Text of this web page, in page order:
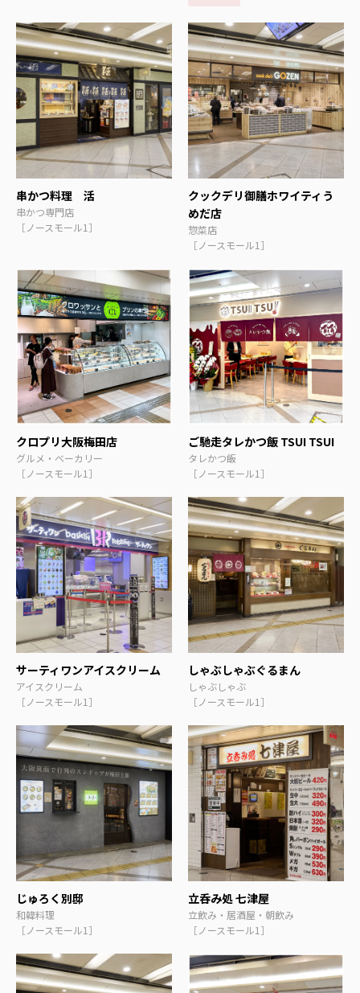
串かつ料理 活
串かつ専門店
［ノースモール1］
クックデリ御膳ホワイティう
めだ店
惣菜店
［ノースモール1］
クロプリ大阪梅田店
グルメ・ベーカリー
［ノースモール1］
ご馳走タレかつ飯 TSUI TSUI
タレかつ飯
［ノースモール1］
サーティワンアイスクリーム
アイスクリーム
［ノースモール1］
しゃぶしゃぶぐるまん
しゃぶしゃぶ
［ノースモール1］
じゅろく別邸
和韓料理
［ノースモール1］
立呑み処 七津屋
立飲み・居酒屋・朝飲み
［ノースモール1］